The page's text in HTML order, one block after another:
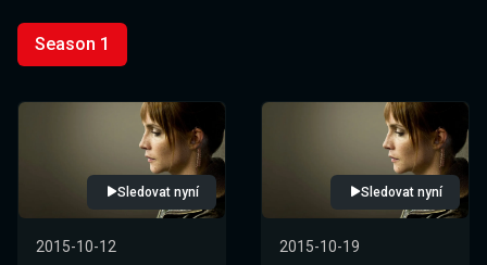
Season 1
Sledovat nyní
2015-10-12
Sledovat nyní
2015-10-19